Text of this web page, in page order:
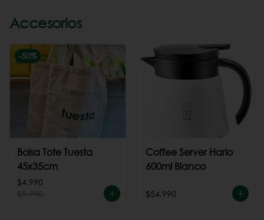
Accesorios
-50%
Bolsa Tote Tuesta
45x35cm
$4.990
$9.990
Coffee Server Hario
600ml Blanco
$54.990